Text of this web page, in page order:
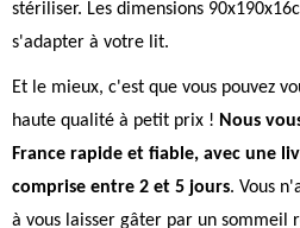
stériliser. Les dimensions
s'adapter à votre lit.
Et le mieux, c'est que vous pouvez
haute qualité à petit prix ! Nous
France rapide et fiable, avec une
comprise entre 2 et 5 jours. Vous
à vous laisser gâter par un sommeil